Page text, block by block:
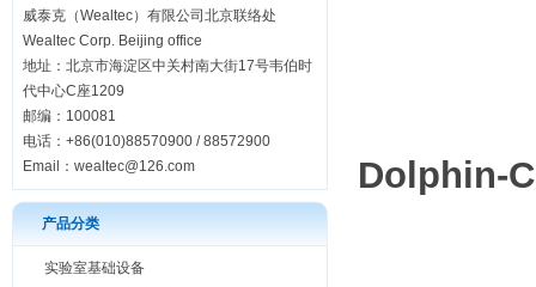
威泰克（Wealtec）有限公司北京联络处
Wealtec Corp. Beijing office
地址：北京市海淀区中关村南大街17号韦伯时
代中心C座1209
邮编：100081
电话：+86(010)88570900 / 88572900
Email： wealtec@126.com
产品分类
实验室基础设备
Dolphin-